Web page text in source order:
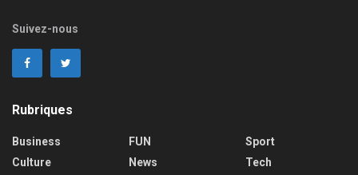
Suivez-nous
Rubriques
Business
Culture
FUN
News
Sport
Tech